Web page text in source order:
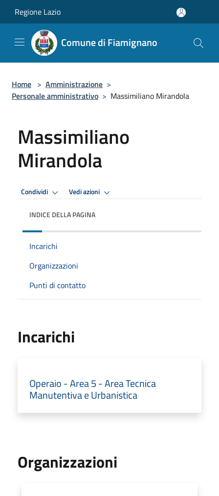
Regione Lazio
Comune di Fiamignano
Home > Amministrazione >
Personale amministrativo > Massimiliano Mirandola
Massimiliano
Mirandola
Condividi Vedi azioni
INDICE DELLA PAGINA
Incarichi
Organizzazioni
Punti di contatto
Incarichi
Operaio - Area 5 - Area Tecnica
Manutentiva e Urbanistica
Organizzazioni